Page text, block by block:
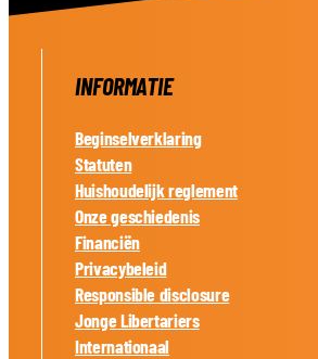
INFORMATIE
Beginselverklaring
Statuten
Huishoudelijk reglement
Onze geschiedenis
Financiën
Privacybeleid
Responsible disclosure
Jonge Libertariers
Internationaal